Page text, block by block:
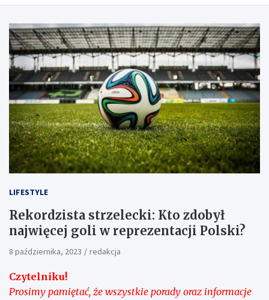
LIFESTYLE
Rekordzista strzelecki: Kto zdobył
najwięcej goli w reprezentacji Polski?
8 października, 2023 redakcja
Czytelniku!
Prosimy pamiętać, że wszystkie porady oraz informacje